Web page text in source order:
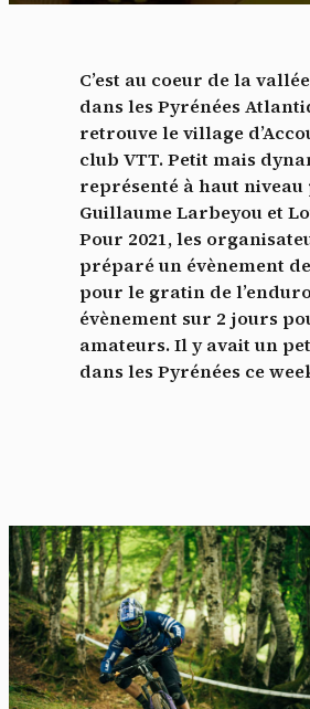
C’est au coeur de la vallée
dans les Pyrénées
retrouve le village
club VTT. Petit mais
représenté à haut niveau
Guillaume Larbeyou et
Pour 2021, les
préparé un évènement
pour le gratin de
évènement sur 2 jours
amateurs. Il y avait un
dans les Pyrénées ce